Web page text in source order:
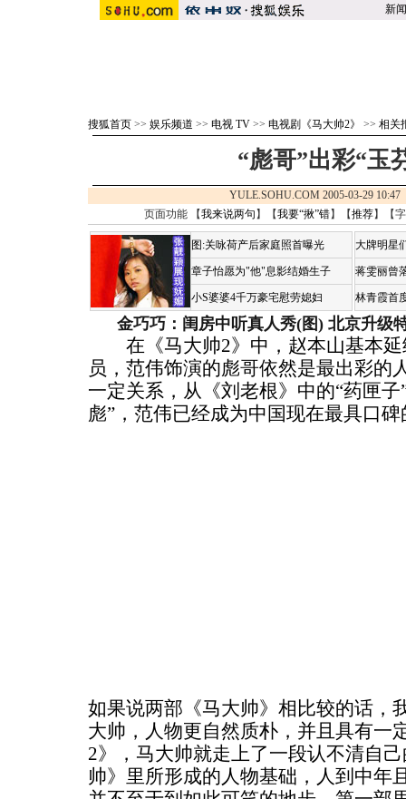
新闻
搜狐首页 >> 娱乐频道 >> 电视 TV >> 电视剧《马大帅2》 >> 相关
“彪哥”出彩“玉
YULE.SOHU.COM 2005-03-29
页面功能 【我来说两句 】【我要“揪”错】【推荐】【
图:关咏荷产后家庭照首曝光
章子怡愿为"他"息影结婚生子
小S婆婆4千万豪宅慰劳媳妇
大牌明星
蒋雯丽曾
林青霞首
金巧巧：闺房中听真人秀(图) 北京升级
在《马大帅2》中，赵本山基本延
员，范伟饰演的彪哥依然是最出彩的
一定关系，从《刘老根》中的“药匣
彪”，范伟已经成为中国现在最具口
如果说两部《马大帅》相比较的话，
大帅，人物更自然质朴，并且具有一
2》，马大帅就走上了一段认不清自
帅》里所形成的人物基础，人到中年